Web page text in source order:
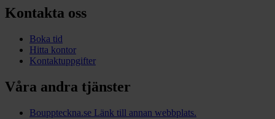
Kontakta oss
Boka tid
Hitta kontor
Kontaktuppgifter
Våra andra tjänster
Bouppteckna.se Länk till annan webbplats.